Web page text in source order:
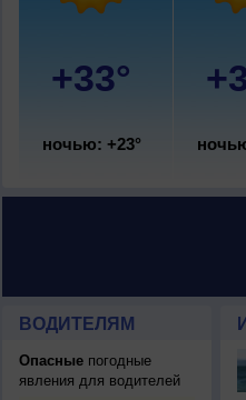
+33°
ночью: +23°
ВОДИТЕЛЯМ
Опасныепогодные
явления для водителей